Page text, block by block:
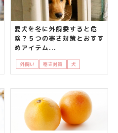
愛犬を冬に外飼委すると危
険？５つの寒さ対策とおすす
めアイテム...
外飼い 寒さ対策 犬